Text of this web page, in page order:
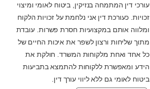
עורכי דין המתמחה בנזיקין, ביטוח לאומי ומיצוי
זכויות. כעורכת דין אני נלחמת על זכויות הלקוח
ומלווה אותם במקצועיות חסרת פשרות. עובדת
מתוך שליחות ורצון לשפר את איכות החיים של
כל אחד ואחת מלקוחות המשרד. חולקת את
הידע ומאפשרת ללקוחות להתמצא בתביעות
ביטוח לאומי גם ללא ליווי עורך דין.